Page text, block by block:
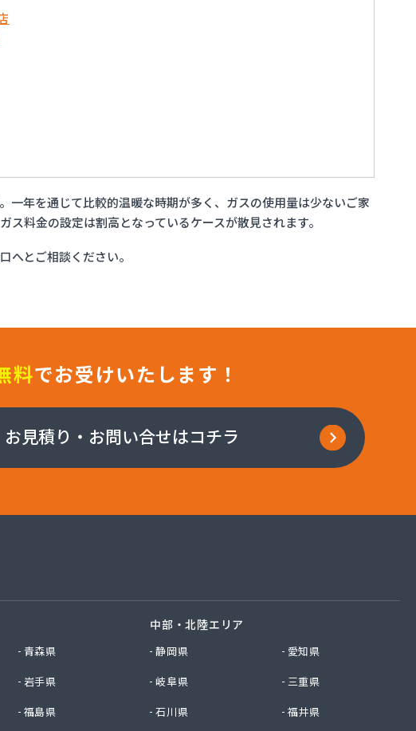
ス卸部
年を通じて比較的温暖な時期が多く、ガスの使用量は少ないご家
料金の設定は割高となっているケースが散見されます。
へとご相談ください。
料でお受けいたします！
お見積り・お問い合せはコチラ
青森県
岩手県
福島県
中部・北陸エリア
静岡県
愛知県
岐阜県
三重県
石川県
福井県